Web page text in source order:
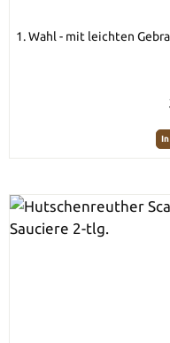
1. Wahl - mit leichten